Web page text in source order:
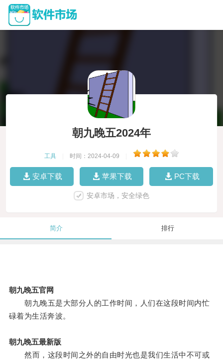
朝九晚五2024年
工具 时间：2024-04-09
安卓下载 苹果下载 PC下载
安卓市场，安全绿色
简介 排行
朝九晚五官网
朝九晚五是大部分人的工作时间，人们在这段时间内忙
碌着为生活奔波。
朝九晚五最新版
然而，这段时间之外的自由时光也是我们生活中不可或